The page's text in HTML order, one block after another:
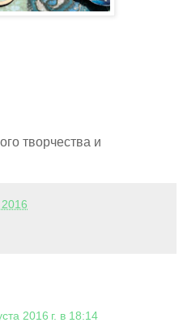
творчества и
2016
2016 г. в 18:14